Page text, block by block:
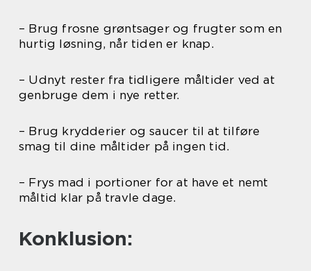
– Brug frosne grøntsager og frugter som en
hurtig løsning, når tiden er knap.
– Udnyt rester fra tidligere måltider ved at
genbruge dem i nye retter.
– Brug krydderier og saucer til at tilføre
smag til dine måltider på ingen tid.
– Frys mad i portioner for at have et nemt
måltid klar på travle dage.
Konklusion: